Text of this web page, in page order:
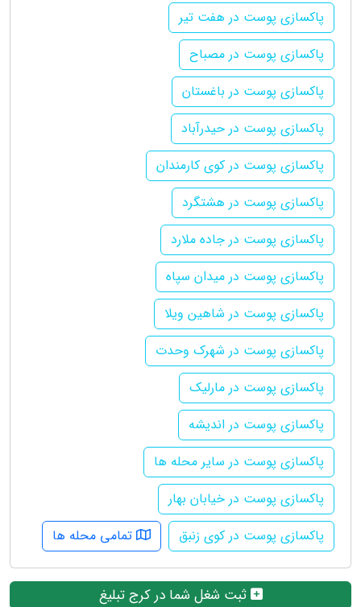
پاکسازی پوست در هفت تیر
پاکسازی پوست در مصباح
پاکسازی پوست در باغستان
پاکسازی پوست در حیدرآباد
پاکسازی پوست در کوی کارمندان
پاکسازی پوست در هشتگرد
پاکسازی پوست در جاده ملارد
پاکسازی پوست در میدان سپاه
پاکسازی پوست در شاهین ویلا
پاکسازی پوست در شهرک وحدت
پاکسازی پوست در مارلیک
پاکسازی پوست در اندیشه
پاکسازی پوست در سایر محله ها
پاکسازی پوست در خیابان بهار
پاکسازی پوست در کوی زنبق
تمامی محله ها
ثبت شغل شما در کرج تبلیغ